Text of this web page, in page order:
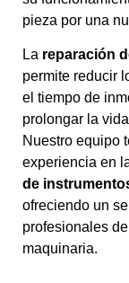
pieza por una
La reparación
permite reducir
el tiempo de
prolongar la
Nuestro equipo
experiencia en
de
ofreciendo un
profesionales
maquinaria.